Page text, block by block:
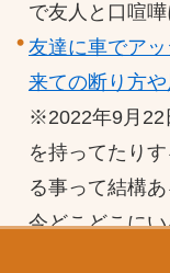
で友人と口喧
友達に車でア
来ての断り方
※2022年9月22
を持ってたり
る事って結構
今どこどこに